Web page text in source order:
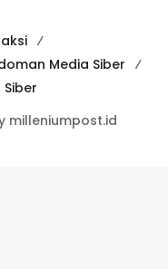
Media Siber
milleniumpost.id